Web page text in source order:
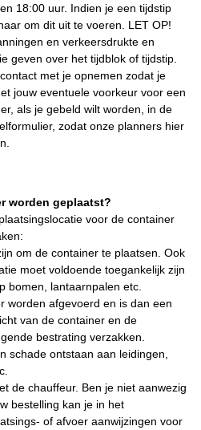
18:00 uur. Indien je een tijdstip
om dit uit te voeren. LET OP!
en verkeersdrukte en
geven over het tijdblok of tijdstip.
met je opnemen zodat je
jouw eventuele voorkeur voor een
als je gebeld wilt worden, in de
zodat onze planners hier
worden geplaatst?
voor de container
om de container te plaatsen. Ook
moet voldoende toegankelijk zijn
bomen, lantaarnpalen etc.
worden afgevoerd en is dan een
van de container en de
bestrating verzakken.
schade ontstaan aan leidingen,
de chauffeur. Ben je niet aanwezig
bestelling kan je in het
of afvoer aanwijzingen voor